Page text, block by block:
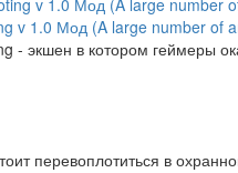
v 1.0 Мод (A large number of
- экшен в котором геймеры
перевоплотиться в